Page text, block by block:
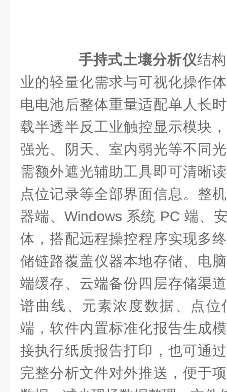
手持式土壤分析仪结
业的轻量化需求与可视化操作
电电池后整体重量适配单人长
载半透半反工业触控显示模块
强光、阴天、室内弱光等不同
需额外遮光辅助工具即可清晰
点位记录等全部界面信息。整
器端、Windows 系统 PC 端、
体，搭配远程操控程序实现多
储链路覆盖仪器本地存储、电
端缓存、云端备份四层存储渠
谱曲线、元素浓度数据、点位
端，软件内置标准化报告生成
接执行纸质报告打印，也可通
完整分析文件对外推送，便于